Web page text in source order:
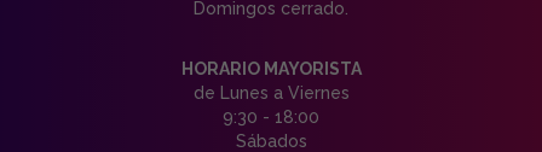
Domingos cerrado.
HORARIO MAYORISTA
de Lunes a Viernes
9:30 - 18:00
Sábados